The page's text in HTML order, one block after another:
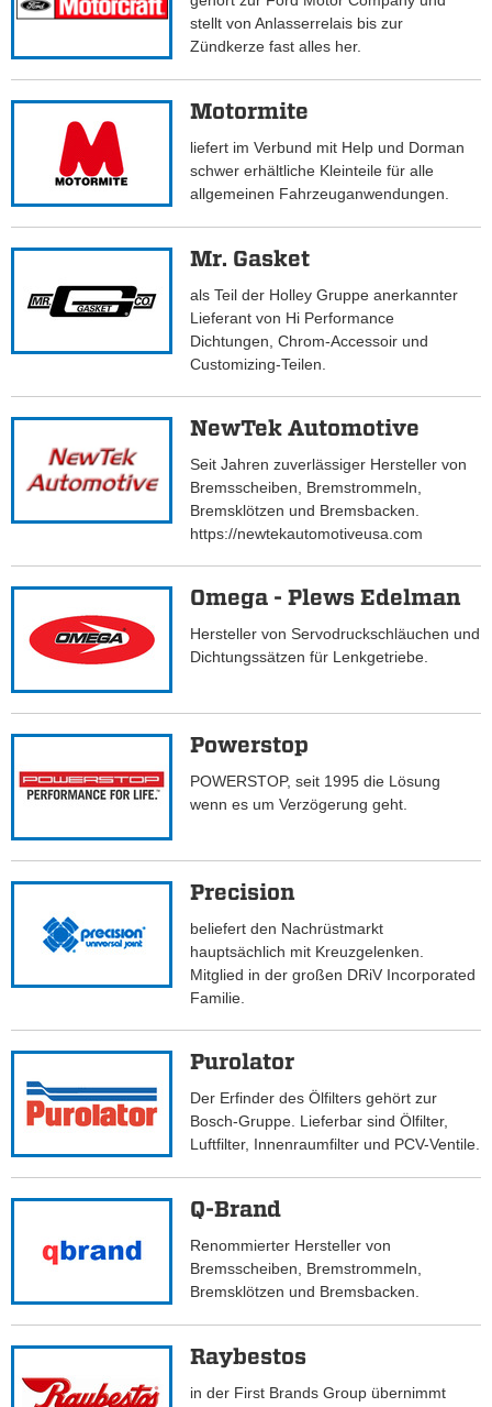
stellt von Anlasserrelais bis zur
Zündkerze fast alles her.
Motormite
liefert im Verbund mit Help und Dorman
schwer erhältliche Kleinteile für alle
allgemeinen Fahrzeuganwendungen.
Mr. Gasket
als Teil der Holley Gruppe anerkannter
Lieferant von Hi Performance
Dichtungen, Chrom-Accessoir und
Customizing-Teilen.
NewTek Automotive
Seit Jahren zuverlässiger Hersteller von
Bremsscheiben, Bremstrommeln,
Bremsklötzen und Bremsbacken.
https://newtekautomotiveusa.com
Omega - Plews Edelman
Hersteller von Servodruckschläuchen und
Dichtungssätzen für Lenkgetriebe.
Powerstop
POWERSTOP, seit 1995 die Lösung
wenn es um Verzögerung geht.
Precision
beliefert den Nachrüstmarkt
hauptsächlich mit Kreuzgelenken.
Mitglied in der großen DRiV Incorporated
Familie.
Purolator
Der Erfinder des Ölfilters gehört zur
Bosch-Gruppe. Lieferbar sind Ölfilter,
Luftfilter, Innenraumfilter und PCV-Ventile.
Q-Brand
Renommierter Hersteller von
Bremsscheiben, Bremstrommeln,
Bremsklötzen und Bremsbacken.
Raybestos
in der First Brands Group übernimmt